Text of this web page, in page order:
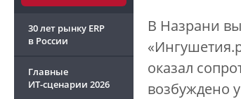
30 лет рынку ERP
в России
Главные
ИТ-сценарии 2026
В Назрани
оказал
возбуждено